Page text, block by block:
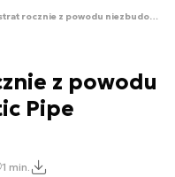
400 mln zł strat rocznie z powodu niezbudowania Baltic Pipe
z powodu
Pipe
1 min.